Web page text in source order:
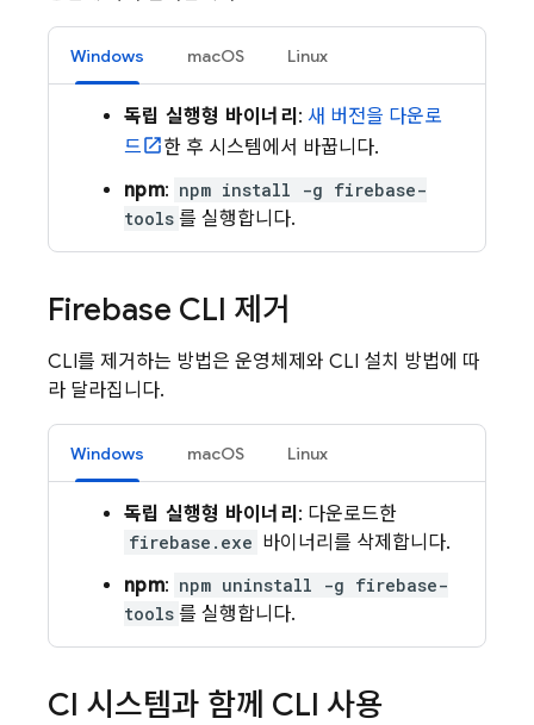
Windows macOS Linux
독립 실행형 바이너리 : 새 버전을 다운로
드
한 후 시스템에서 바꿉니다.
npm: npm install -g firebase-
tools 를 실행합니다.
Firebase CLI 제거
CLI를 제거하는 방법은 운영체제와 CLI 설치 방법에 따
라 달라집니다.
Windows macOS Linux
독립 실행형 바이너리 : 다운로드한
firebase.exe 바이너리를 삭제합니다.
npm: npm uninstall -g firebase-
tools 를 실행합니다.
CI 시스템과 함께 CLI 사용